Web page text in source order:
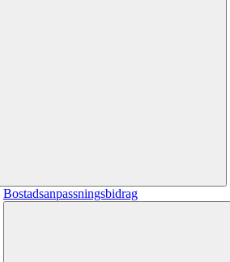
Bostadsanpassningsbidrag